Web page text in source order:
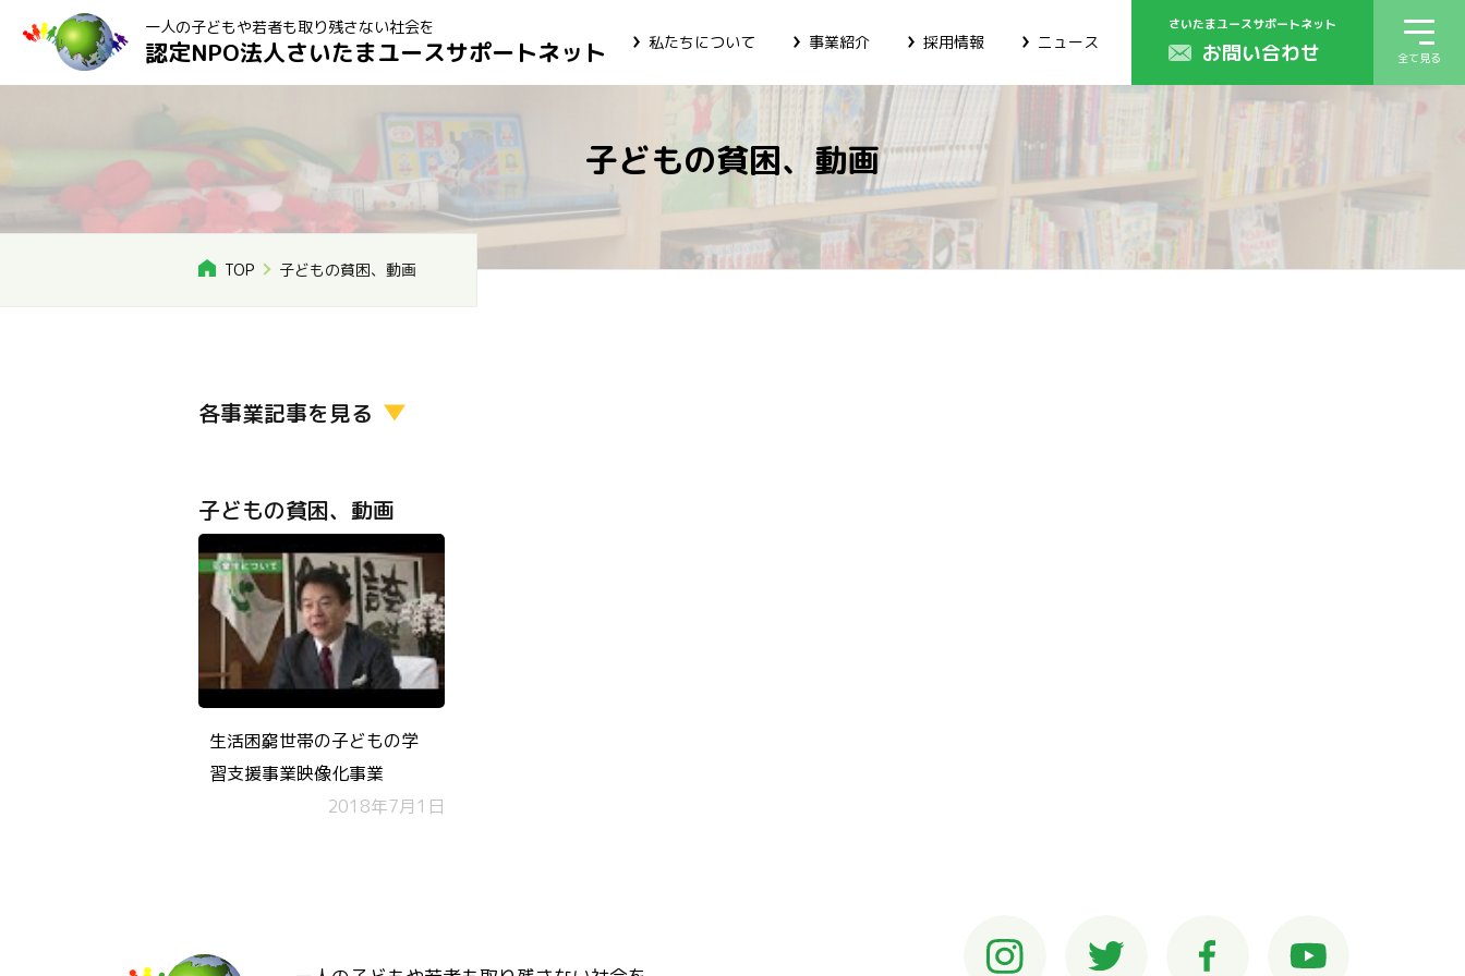
一人の子どもや若者も取り残さない社会を
認定NPO法人さいたまユースサポートネット 私たちについて 事業紹介 採用情報 ニュース
さいたまユースサポートネット
お問い合わせ 全て見る
子どもの貧困、動画
TOP 子どもの貧困、動画
各事業記事を見る
子どもの貧困、動画
生活困窮世帯の子どもの学
習支援事業映像化事業
2018年7月1日